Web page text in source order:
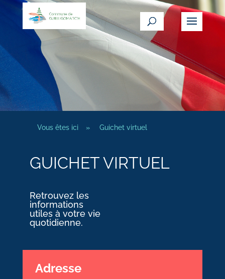
Vous êtes ici » Guichet virtuel
GUICHET VIRTUEL
Retrouvez les
informations
utiles à votre vie
quotidienne.
Adresse